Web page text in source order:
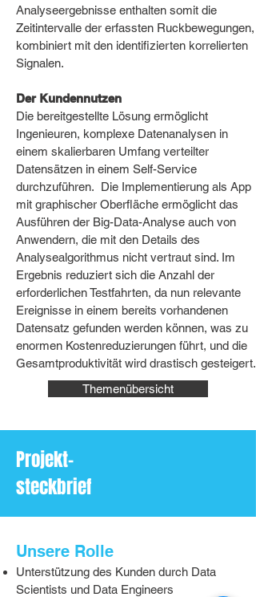
Analyseergebnisse enthalten somit die
Zeitintervalle der erfassten Ruckbewegungen,
kombiniert mit den identifizierten korrelierten
Signalen.
Der Kundennutzen
Die bereitgestellte Lösung ermöglicht
Ingenieuren, komplexe Datenanalysen in
einem skalierbaren Umfang verteilter
Datensätzen in einem Self-Service
durchzuführen. Die Implementierung als App
mit graphischer Oberfläche ermöglicht das
Ausführen der Big-Data-Analyse auch von
Anwendern, die mit den Details des
Analysealgorithmus nicht vertraut sind. Im
Ergebnis reduziert sich die Anzahl der
erforderlichen Testfahrten, da nun relevante
Ereignisse in einem bereits vorhandenen
Datensatz gefunden werden können, was zu
enormen Kostenreduzierungen führt, und die
Gesamtproduktivität wird drastisch gesteigert.
Themenübersicht
Projekt-
steckbrief
Unsere Rolle
Unterstützung des Kunden durch Data
Scientists und Data Engineers